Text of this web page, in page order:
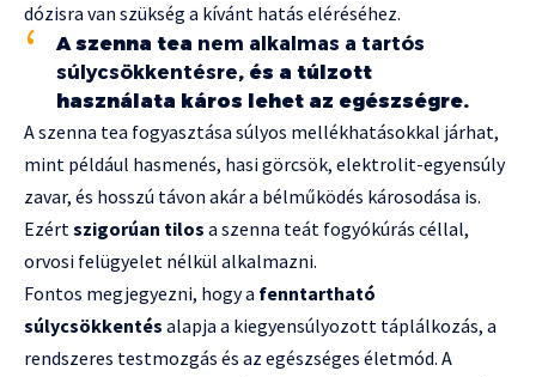
dózisra van szükség a kívánt hatás eléréséhez.
A szenna tea nem alkalmas a tartós
súlycsökkentésre, és a túlzott
használata káros lehet az egészségre.
A szenna tea fogyasztása súlyos mellékhatásokkal járhat,
mint például hasmenés, hasi görcsök, elektrolit-egyensúly
zavar, és hosszú távon akár a bélműködés károsodása is.
Ezértszigorúan tilos a szenna teát fogyókúrás céllal,
orvosi felügyelet nélkül alkalmazni.
Fontos megjegyezni, hogy a fenntartható
súlycsökkentés alapja a kiegyensúlyozott táplálkozás, a
rendszeres testmozgás és az egészséges életmód. A